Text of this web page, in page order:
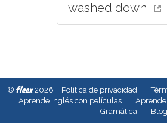
washed down
© fleex2026 Política de privacidad
Aprende inglés con películas
Aprende
Gramàtica
Blog